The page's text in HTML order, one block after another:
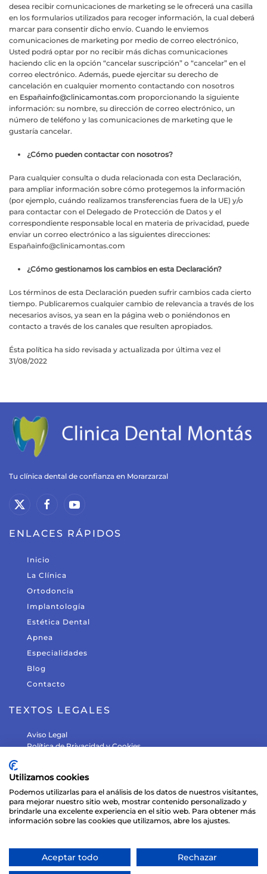
desea recibir comunicaciones de marketing se le ofrecerá una casilla
en los formularios utilizados para recoger información, la cual deberá
marcar para consentir dicho envío. Cuando le enviemos
comunicaciones de marketing por medio de correo electrónico,
Usted podrá optar por no recibir más dichas comunicaciones
haciendo clic en la opción “cancelar suscripción” o “cancelar” en el
correo electrónico. Además, puede ejercitar su derecho de
cancelación en cualquier momento contactando con nosotros
en Españainfo@clinicamontas.com proporcionando la siguiente
información: su nombre, su dirección de correo electrónico, un
número de teléfono y las comunicaciones de marketing que le
gustaría cancelar.
¿Cómo pueden contactar con nosotros?
Para cualquier consulta o duda relacionada con esta Declaración,
para ampliar información sobre cómo protegemos la información
(por ejemplo, cuándo realizamos transferencias fuera de la UE) y/o
para contactar con el Delegado de Protección de Datos y el
correspondiente responsable local en materia de privacidad, puede
enviar un correo electrónico a las siguientes direcciones:
Españainfo@clinicamontas.com
¿Cómo gestionamos los cambios en esta Declaración?
Los términos de esta Declaración pueden sufrir cambios cada cierto
tiempo. Publicaremos cualquier cambio de relevancia a través de los
necesarios avisos, ya sean en la página web o poniéndonos en
contacto a través de los canales que resulten apropiados.
Ésta política ha sido revisada y actualizada por última vez el
31/08/2022
Tu clínica dental de confianza en Morarzarzal
ENLACES RÁPIDOS
Inicio
La Clínica
Ortodoncia
Implantología
Estética Dental
Apnea
Especialidades
Blog
Contacto
TEXTOS LEGALES
Aviso Legal
Política de Privacidad y Cookies
¿DÓNDE ESTAMOS?
Avenida de la salud, nº 1, 28411 Moralzarzal (Madrid)
+34 918 427 737
© 2026 Clínica Montas S.L.
Utilizamos cookies
Podemos utilizarlas para el análisis de los datos de nuestros visitantes,
para mejorar nuestro sitio web, mostrar contenido personalizado y
brindarle una excelente experiencia en el sitio web. Para obtener más
información sobre las cookies que utilizamos, abre los ajustes.
Aceptar todo Rechazar